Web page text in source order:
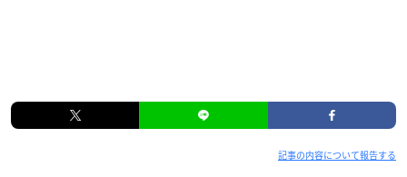
記事の内容について報告する